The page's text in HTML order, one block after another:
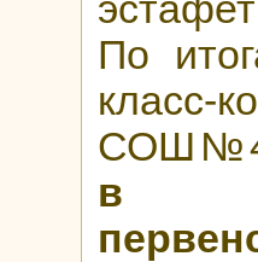
По
класс-
СОШ№4
в